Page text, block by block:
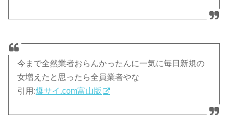
今まで全然業者おらんかったんに一気に毎日新規の
女増えたと思ったら全員業者やな
引用:爆サイ.com富山版